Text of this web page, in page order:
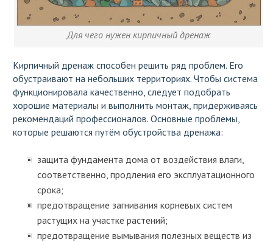
Для чего нужен кирпичный дренаж
Кирпичный дренаж способен решить ряд проблем. Его
обустраивают на небольших территориях. Чтобы система
функционировала качественно, следует подобрать
хорошие материалы и выполнить монтаж, придерживаясь
рекомендаций профессионалов. Основные проблемы,
которые решаются путём обустройства дренажа:
защита фундамента дома от воздействия влаги,
соответственно, продления его эксплуатационного
срока;
предотвращение загнивания корневых систем
растущих на участке растений;
предотвращение вымывания полезных веществ из